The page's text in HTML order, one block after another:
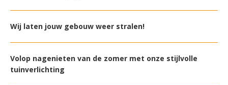
Wij laten jouw gebouw weer stralen!
Volop nagenieten van de zomer met onze stijlvolle
tuinverlichting